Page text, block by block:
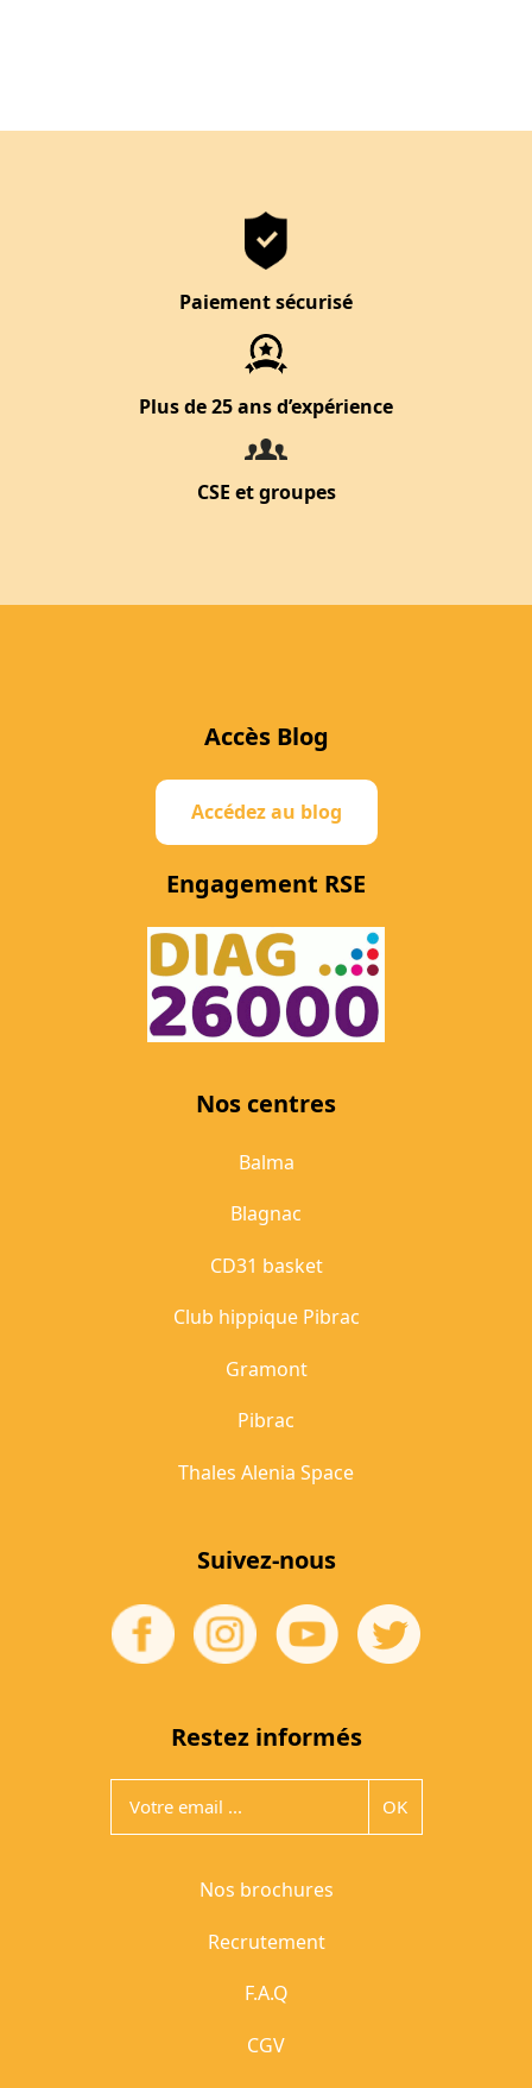
Paiement sécurisé
Plus de 25 ans d’expérience
CSE et groupes
Accès Blog
Accédez au blog
Engagement RSE
Nos centres
Balma
Blagnac
CD31 basket
Club hippique Pibrac
Gramont
Pibrac
Thales Alenia Space
Suivez-nous
Restez informés
Nos brochures
Recrutement
F.A.Q
CGV